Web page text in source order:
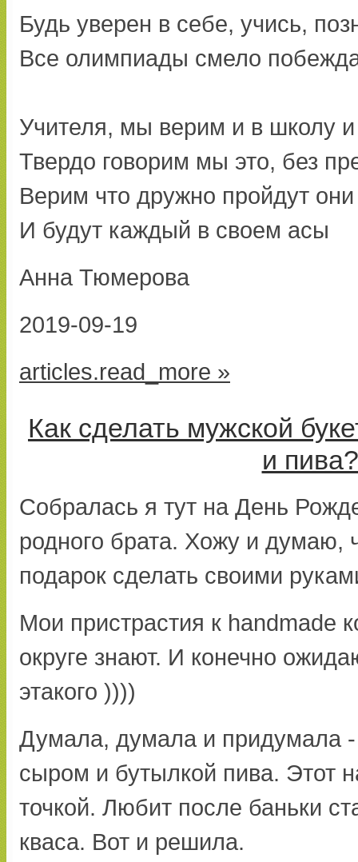
Будь уверен в себе, учись,
Все олимпиады смело
Учителя, мы верим и в школу и
Твердо говорим мы это, без
Верим что дружно пройдут
И будут каждый в своем асы
Анна Тюмерова
2019-09-19
articles.read_more »
Как сделать мужской
и пива?
Собралась я тут на День
родного брата. Хожу и думаю,
подарок сделать своими
Мои пристрастия к handmade
округе знают. И конечно
этакого ))))
Думала, думала и придумала -
сыром и бутылкой пива. Этот
точкой. Любит после баньки
кваса. Вот и решила.